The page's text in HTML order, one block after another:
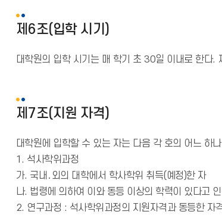
제6조(입학 시기)
대학원의 입학 시기는 매 학기 초 30일 이내로 한다.
제7조(지원 자격)
대학원에 입학할 수 있는 자는 다음 각 호의 어느
1. 석사학위과정
가. 국내․외의 대학에서 학사학위 취득(예정)한 자
나. 법령에 의하여 이와 동등 이상의 학력이 있다고
2. 연구과정 : 석사학위과정의 지원자격과 동등한 자